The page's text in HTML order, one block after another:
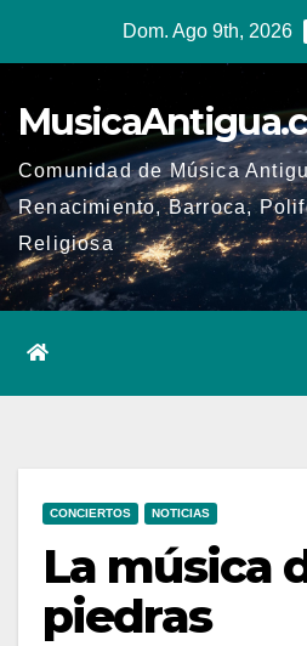
Dom. Ago 9th, 2026
Comunidad de Música
Renacimiento, Barroca,
Religiosa
CONCIERTOS NOTICIAS
La música
piedras